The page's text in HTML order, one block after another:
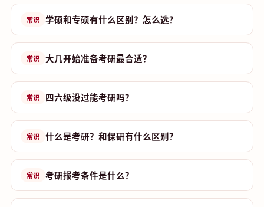
常识 学硕和专硕有什么区别？怎么选？
常识 大几开始准备考研最合适？
常识 四六级没过能考研吗？
常识 什么是考研？和保研有什么区别？
常识 考研报考条件是什么？